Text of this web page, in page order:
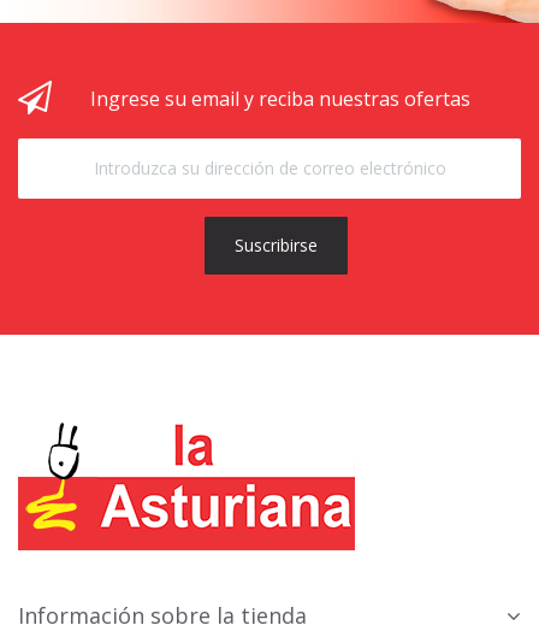
Ingrese su email y reciba nuestras ofertas
Suscribirse
Información sobre la tienda